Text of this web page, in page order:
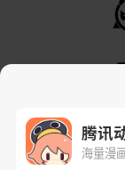
腾讯
海量漫